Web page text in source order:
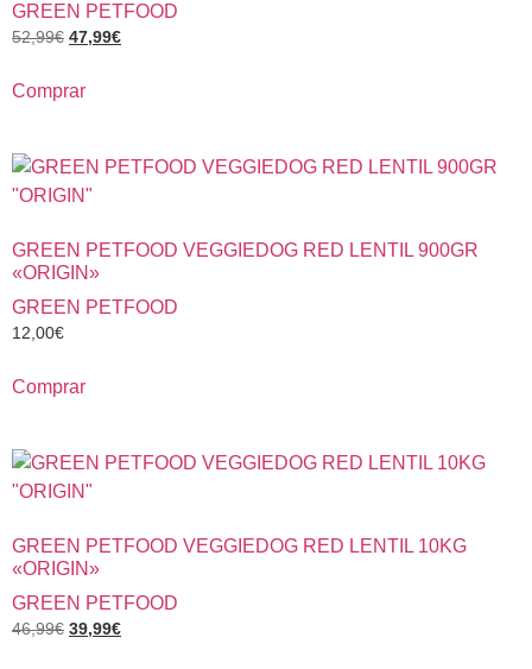
GREEN PETFOOD
52,99€ 47,99€
Comprar
GREEN PETFOOD VEGGIEDOG RED LENTIL 900GR
«ORIGIN»
GREEN PETFOOD
12,00€
Comprar
GREEN PETFOOD VEGGIEDOG RED LENTIL 10KG
«ORIGIN»
GREEN PETFOOD
46,99€ 39,99€